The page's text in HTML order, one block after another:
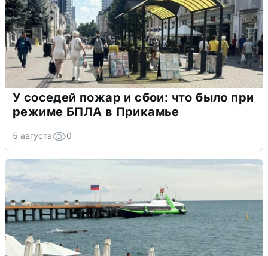
У соседей пожар и сбои: что было при
режиме БПЛА в Прикамье
5 августа 0